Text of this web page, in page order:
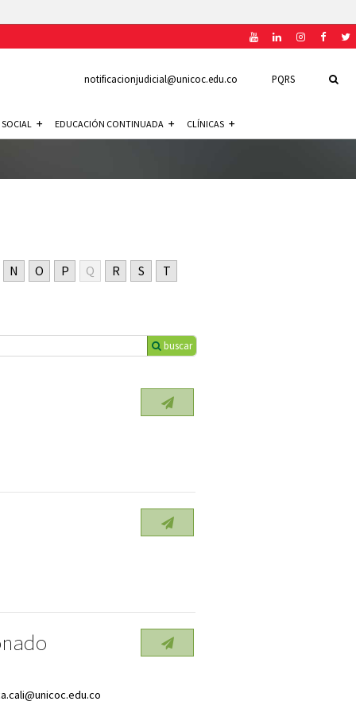
PQRS
notificacionjudicial@unicoc.edu.co
SOCIAL EDUCACIÓN CONTINUADA CLÍNICAS
N O P Q R S T
buscar